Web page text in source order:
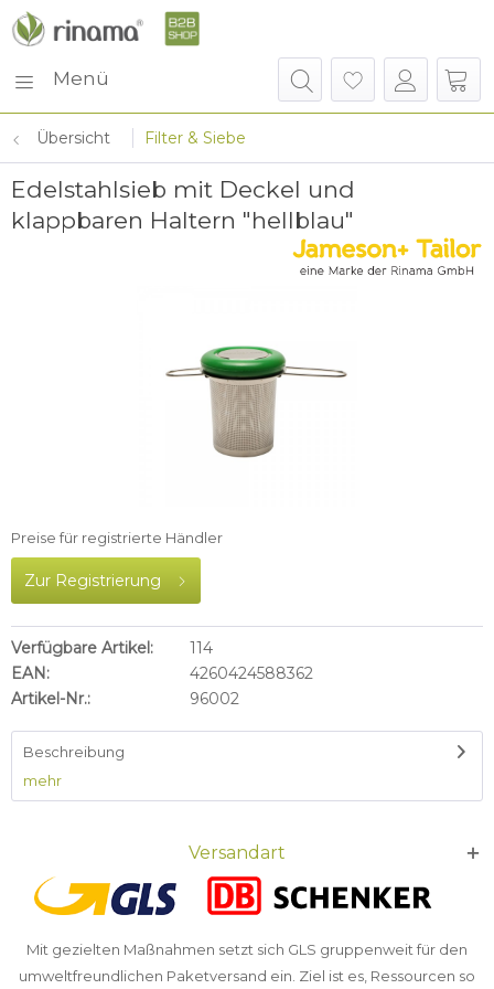
Menü
Übersicht Filter & Siebe
Edelstahlsieb mit Deckel und
klappbaren Haltern "hellblau"
Preise für registrierte Händler
Zur Registrierung
Verfügbare Artikel:
114
EAN:
4260424588362
Artikel-Nr.:
96002
Beschreibung
mehr
Versandart
Mit gezielten Maßnahmen setzt sich GLS gruppenweit für den
umweltfreundlichen Paketversand ein. Ziel ist es, Ressourcen so